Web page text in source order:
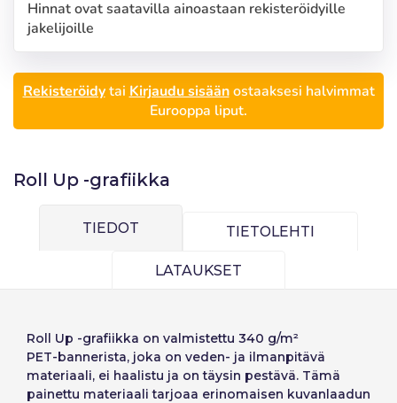
Kirjaudu sisään
Käyttäjä (VAT):
Pääsy
Español
English
Slovenija
Finnish
Slovenčina (Slovak)
Hinnat ovat saatavilla ainoastaan rekisteröidyille
jakelijoille
Rekisteröidytai Kirjaudu sisäänostaaksesi halvimmat
Eurooppa liput.
Roll Up ‑grafiikka
TIEDOT TIETOLEHTI
LATAUKSET
Roll Up ‑grafiikka on valmistettu 340 g/m²
PET‑bannerista, joka on veden- ja ilmanpitävä
materiaali, ei haalistu ja on täysin pestävä. Tämä
painettu materiaali tarjoaa erinomaisen kuvanlaadun
Precios por unidad
Añadiendo producto al carrito
Espera, por favor